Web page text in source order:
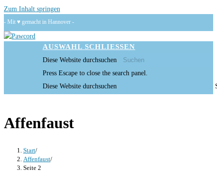
Zum Inhalt springen
- Mit ♥ gemacht in Hannover -
AUSWAHL SCHLIESSEN
Diese Website durchsuchen
Press Escape to close the search panel.
Diese Website durchsuchen
Affenfaust
Start/
Affenfaust/
Seite 2